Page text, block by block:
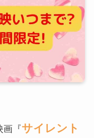
画『サイレント